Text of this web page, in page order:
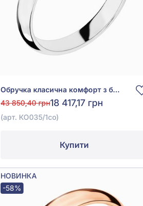
Обручка класична комфорт з білого золота 585°, без вставки, арт. КО035/1со
43 850,40 грн18 417,17 грн
(арт. КО035/1со)
Купити
НОВИНКА
-58%